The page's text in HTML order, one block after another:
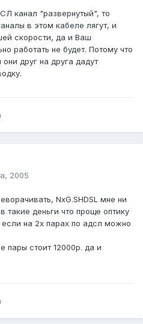
канал "развернутый", то
в этом кабеле лягут, и
скорости, да и Ваш
работать не будет. Потому что
друг на друга дадут
2005
NxG.SHDSL мне ни
такие деньги что проще оптику
на 2х парах по адсл можно
пары стоит 12000р. да и